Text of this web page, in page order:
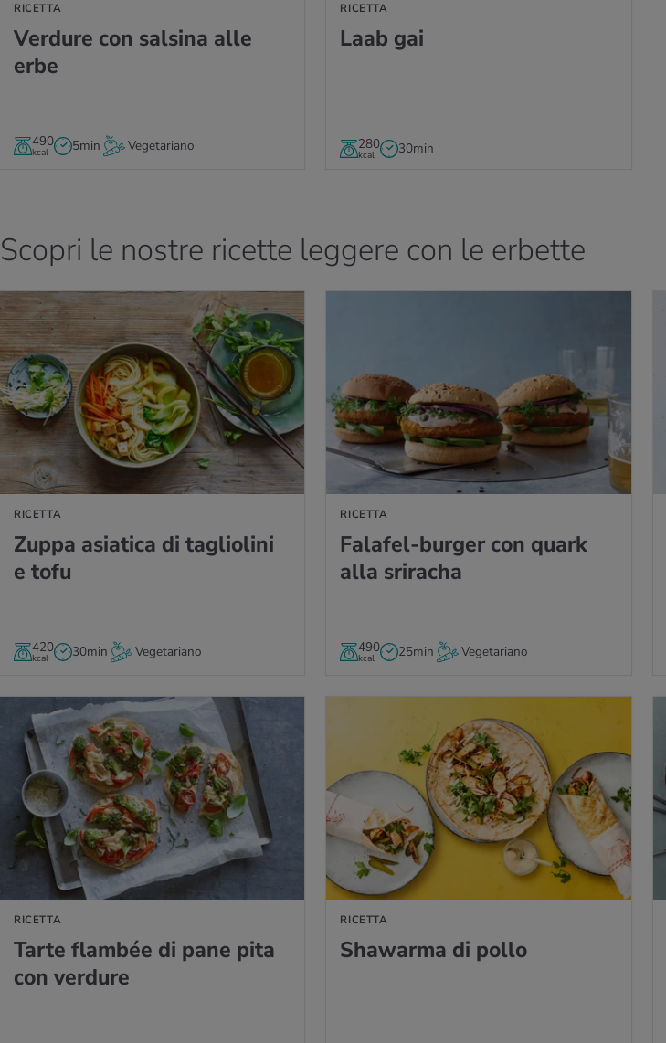
RICETTA
Ver­du­re con sal­si­na alle
erbe
490
kcal 5min Vegetariano
RICETTA
Laab gai
280
kcal 30min
Scopri le nostre ricette leggere con le erbette
RICETTA
Zuppa asia­ti­ca di ta­glio­li­ni
e tofu
420
kcal 30min Vegetariano
RICETTA
RICETTA
Fa­la­fel-bur­ger con quark
alla sri­ra­cha
490
kcal 25min Vegetariano
VAI ALLA RICETTA
RICETTA
Tarte flam­bée di pane pita
con ver­du­re
RICETTA
RICETTA
Sha­war­ma di pollo
VAI ALLA RICETTA